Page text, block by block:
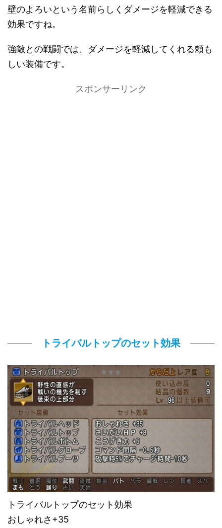
壁のよろいという名前らしくダメージを軽減できる
効果ですね。
強敵との戦闘では、ダメージを軽減してくれる頼も
しい装備です。
スポンサーリンク
トライバルトップのセット効果
トライバルトップのセット効果
おしゃれさ+35